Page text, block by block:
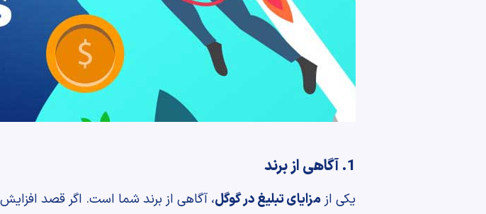
1. آگاهی از برند
یکی از مزایای تبلیغ در گوگل، آگاهی از برند شما است. اگر قصد افزایش